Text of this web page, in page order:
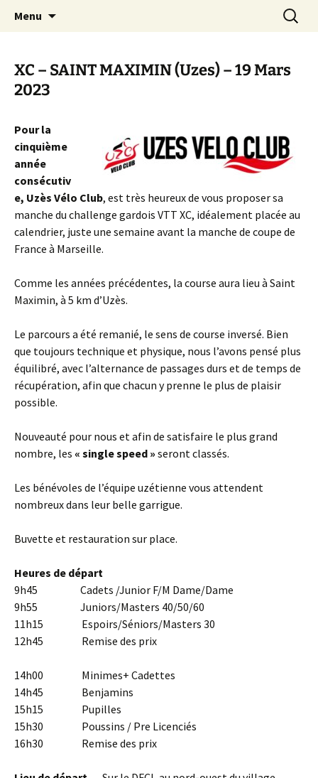
Challenge Gardois VTT
Le site pour tout savoir sur le Challenge VTT
du Gard
Menu
XC – SAINT MAXIMIN (Uzes) – 19 Mars
2023
Pour la
cinquième
année
consécutiv
e, Uzès Vélo Club, est très heureux de vous proposer sa
manche du challenge gardois VTT XC, idéalement placée au
calendrier, juste une semaine avant la manche de coupe de
France à Marseille.
Comme les années précédentes, la course aura lieu à Saint
Maximin, à 5 km d’Uzès.
Le parcours a été remanié, le sens de course inversé. Bien
que toujours technique et physique, nous l’avons pensé plus
équilibré, avec l’alternance de passages durs et de temps de
récupération, afin que chacun y prenne le plus de plaisir
possible.
Nouveauté pour nous et afin de satisfaire le plus grand
nombre, les « single speed » seront classés.
Les bénévoles de l’équipe uzétienne vous attendent
nombreux dans leur belle garrigue.
Buvette et restauration sur place.
Heures de départ
9h45 Cadets /Junior F/M Dame/Dame
9h55 Juniors/Masters 40/50/60
11h15 Espoirs/Séniors/Masters 30
12h45 Remise des prix
14h00 Minimes+ Cadettes
14h45 Benjamins
15h15 Pupilles
15h30 Poussins / Pre Licenciés
16h30 Remise des prix